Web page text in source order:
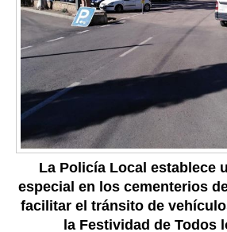
La Policía Local establece
especial en los cementerios
facilitar el tránsito de
la Festividad de Todos